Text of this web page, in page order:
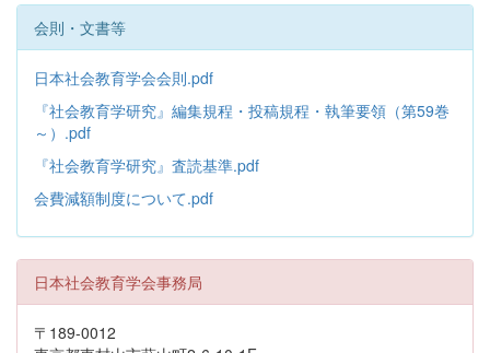
会則・文書等
日本社会教育学会会則.pdf
『社会教育学研究』編集規程・投稿規程・執筆要領（第59巻
～）.pdf
『社会教育学研究』査読基準.pdf
会費減額制度について.pdf
日本社会教育学会事務局
〒189-0012